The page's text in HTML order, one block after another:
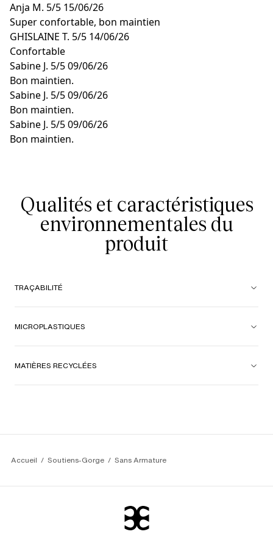
Anja M. 5/5 15/06/26
Super confortable, bon maintien
GHISLAINE T. 5/5 14/06/26
Confortable
Sabine J. 5/509/06/26
Bon maintien.
Sabine J. 5/509/06/26
Bon maintien.
Sabine J. 5/509/06/26
Bon maintien.
Qualités et caractéristiques
environnementales du
produit
TRAÇABILITÉ
MICROPLASTIQUES
MATIÈRES RECYCLÉES
Accueil Soutiens-Gorge Sans Armature